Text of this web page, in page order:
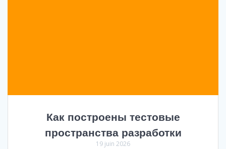
Как построены тестовые
пространства разработки
19 juin 2026